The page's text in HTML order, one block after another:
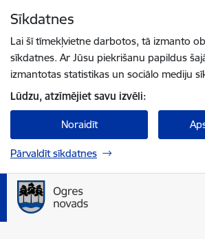
Sīkdatnes
Lai šī tīmekļvietne darbotos, tā izmanto
sīkdatnes. Ar Jūsu piekrišanu papildus
izmantotas statistikas un sociālo mediju
Lūdzu, atzīmējiet savu izvēli:
Noraidīt
Pārvaldīt sīkdatnes